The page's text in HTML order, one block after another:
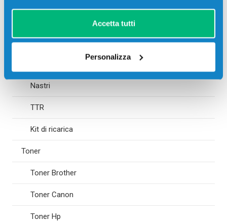
Accetta tutti
Personalizza
Cartucce Lexmark
Nastri
TTR
Kit di ricarica
Toner
Toner Brother
Toner Canon
Toner Hp